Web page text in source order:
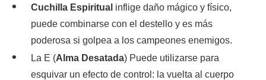
Cuchilla Espiritual inflige daño mágico y físico,
puede combinarse con el destello y es más
poderosa si golpea a los campeones enemigos.
La E (Alma Desatada) Puede utilizarse para
esquivar un efecto de control: la vuelta al cuerpo